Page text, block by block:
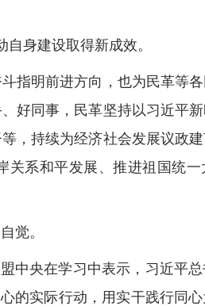
身建设取得新成效。
明前进方向，也为民革等
好同事，民革坚持以习近平
，持续为经济社会发展议政
关系和平发展、推进祖国统
觉。
央在学习中表示，习近平
的实际行动，用实干践行同